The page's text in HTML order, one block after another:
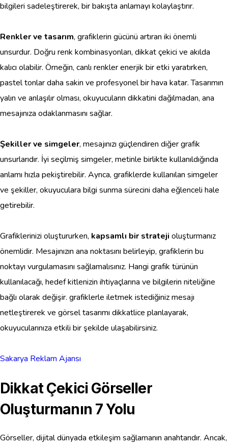
bilgileri sadeleştirerek, bir bakışta anlamayı kolaylaştırır.
Renkler ve tasarım, grafiklerin gücünü artıran iki önemli
unsurdur. Doğru renk kombinasyonları, dikkat çekici ve akılda
kalıcı olabilir. Örneğin, canlı renkler enerjik bir etki yaratırken,
pastel tonlar daha sakin ve profesyonel bir hava katar. Tasarımın
yalın ve anlaşılır olması, okuyucuların dikkatini dağılmadan, ana
mesajınıza odaklanmasını sağlar.
Şekiller ve simgeler, mesajınızı güçlendiren diğer grafik
unsurlarıdır. İyi seçilmiş simgeler, metinle birlikte kullanıldığında
anlamı hızla pekiştirebilir. Ayrıca, grafiklerde kullanılan simgeler
ve şekiller, okuyuculara bilgi sunma sürecini daha eğlenceli hale
getirebilir.
Grafiklerinizi oluştururken, kapsamlı bir strateji oluşturmanız
önemlidir. Mesajınızın ana noktasını belirleyip, grafiklerin bu
noktayı vurgulamasını sağlamalısınız. Hangi grafik türünün
kullanılacağı, hedef kitlenizin ihtiyaçlarına ve bilgilerin niteliğine
bağlı olarak değişir. grafiklerle iletmek istediğiniz mesajı
netleştirerek ve görsel tasarımı dikkatlice planlayarak,
okuyucularınıza etkili bir şekilde ulaşabilirsiniz.
Sakarya Reklam Ajansı
Dikkat Çekici Görseller
Oluşturmanın 7 Yolu
Görseller, dijital dünyada etkileşim sağlamanın anahtarıdır. Ancak,